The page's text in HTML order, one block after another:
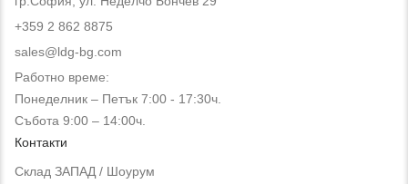
+359 2 862 8875
sales@ldg-bg.com
Работно време:
Понеделник – Петък 7:00 - 17:30ч.
Събота 9:00 – 14:00ч.
Контакти
Склад ЗАПАД / Шоурум